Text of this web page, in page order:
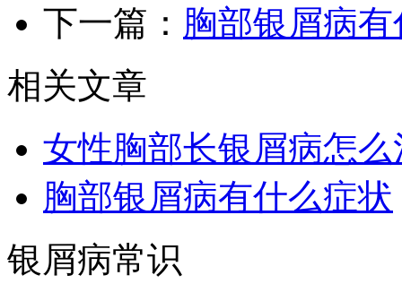
下一篇： 胸部银屑病
相关文章
女性胸部长银屑病怎
胸部银屑病有什么症状
银屑病常识